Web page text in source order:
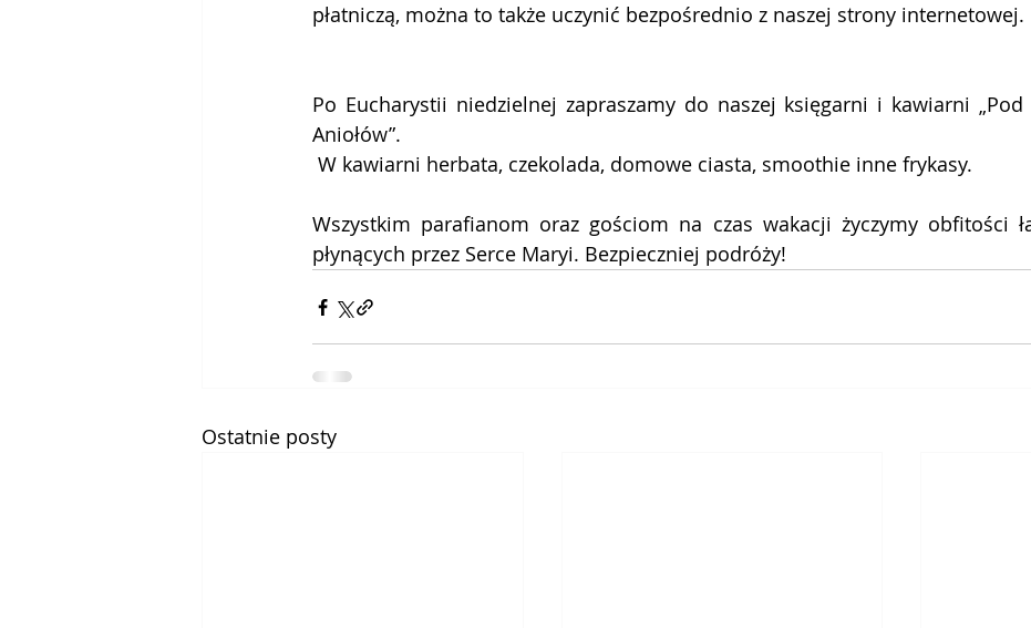
płatniczą, można to także uczynić bezpośrednio z naszej strony internetowej.
Po Eucharystii niedzielnej zapraszamy do naszej księgarni i kawiarni „Pod
Aniołów”.
W kawiarni herbata, czekolada, domowe ciasta, smoothie inne frykasy.
Wszystkim parafianom oraz gościom na czas wakacji życzymy obfitości
płynących przez Serce Maryi. Bezpieczniej podróży!
Ostatnie posty